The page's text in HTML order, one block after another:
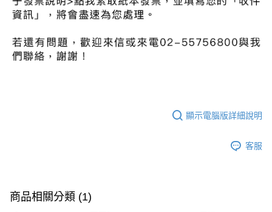
顯示電腦版詳細說明
客服
商品相關分類 (1)